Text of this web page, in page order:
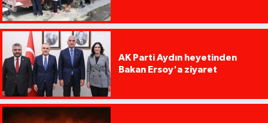
AK Parti Aydın heyetinden
Bakan Ersoy'a ziyaret